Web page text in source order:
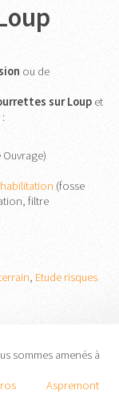
ou de
sur Loup et
:
(fosse
filtre
, Etude risques
sommes amenés à
Aspremont